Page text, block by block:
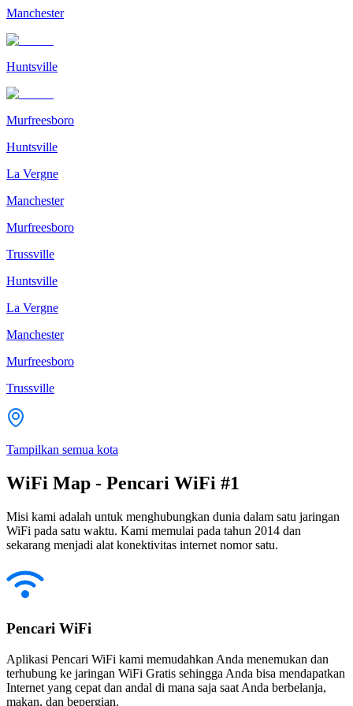
Manchester
Huntsville
Murfreesboro
Huntsville
La Vergne
Manchester
Murfreesboro
Trussville
Huntsville
La Vergne
Manchester
Murfreesboro
Trussville
Tampilkan semua kota
WiFi Map - Pencari WiFi #1
Misi kami adalah untuk menghubungkan dunia dalam satu jaringan
WiFi pada satu waktu. Kami memulai pada tahun 2014 dan
sekarang menjadi alat konektivitas internet nomor satu.
Pencari WiFi
Aplikasi Pencari WiFi kami memudahkan Anda menemukan dan
terhubung ke jaringan WiFi Gratis sehingga Anda bisa mendapatkan
Internet yang cepat dan andal di mana saja saat Anda berbelanja,
makan, dan bepergian.